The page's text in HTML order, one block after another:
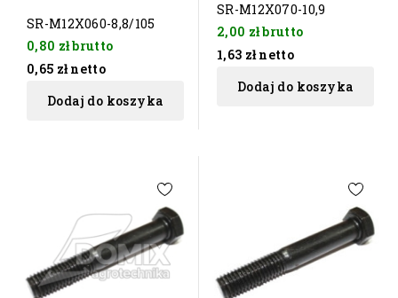
SR-M12X060-8,8/105
0,80 złbrutto
0,65 zł netto
Dodaj do koszyka
SR-M12X070-10,9
2,00 złbrutto
1,63 zł netto
Dodaj do koszyka